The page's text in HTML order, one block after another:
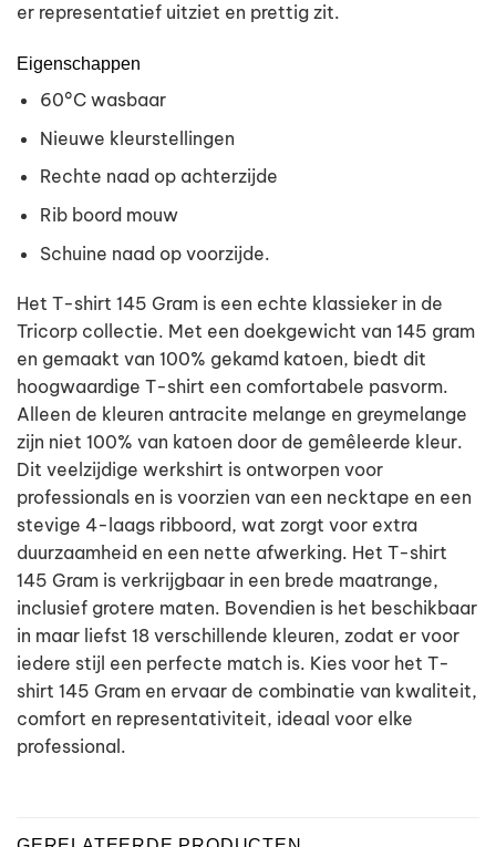
er representatief uitziet en prettig zit.
Eigenschappen
60°C wasbaar
Nieuwe kleurstellingen
Rechte naad op achterzijde
Rib boord mouw
Schuine naad op voorzijde.
Het T-shirt 145 Gram is een echte klassieker in de
Tricorp collectie. Met een doekgewicht van 145 gram
en gemaakt van 100% gekamd katoen, biedt dit
hoogwaardige T-shirt een comfortabele pasvorm.
Alleen de kleuren antracite melange en greymelange
zijn niet 100% van katoen door de gemêleerde kleur.
Dit veelzijdige werkshirt is ontworpen voor
professionals en is voorzien van een necktape en een
stevige 4-laags ribboord, wat zorgt voor extra
duurzaamheid en een nette afwerking. Het T-shirt
145 Gram is verkrijgbaar in een brede maatrange,
inclusief grotere maten. Bovendien is het beschikbaar
in maar liefst 18 verschillende kleuren, zodat er voor
iedere stijl een perfecte match is. Kies voor het T-
shirt 145 Gram en ervaar de combinatie van kwaliteit,
comfort en representativiteit, ideaal voor elke
professional.